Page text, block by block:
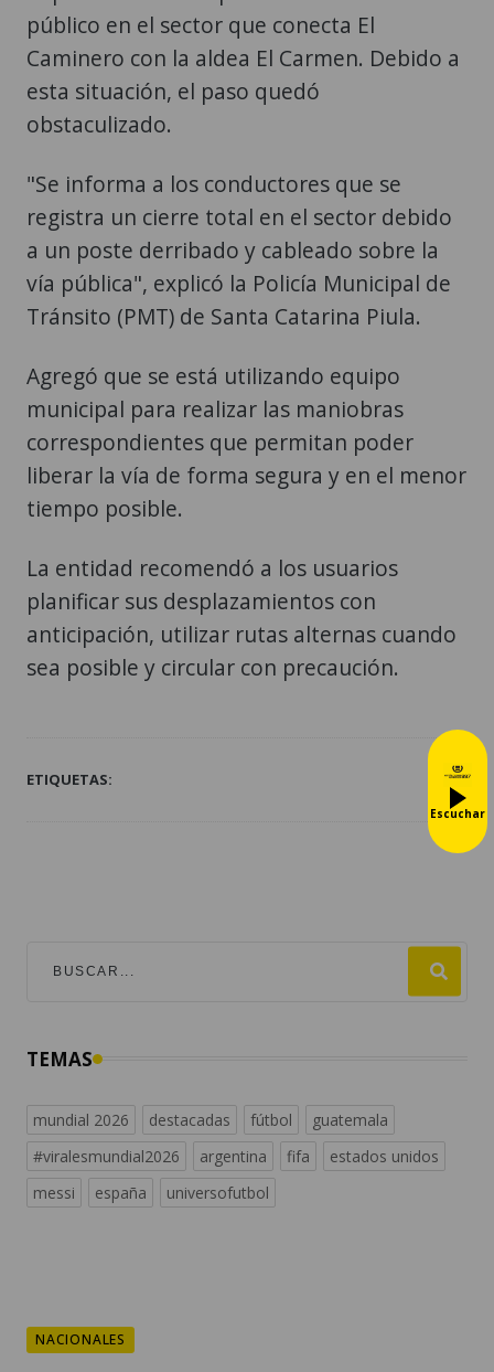
público en el sector que conecta El
Caminero con la aldea El Carmen. Debido a
esta situación, el paso quedó
obstaculizado.
"Se informa a los conductores que se
registra un cierre total en el sector debido
a un poste derribado y cableado sobre la
vía pública", explicó la Policía Municipal de
Tránsito (PMT) de Santa Catarina Piula.
Agregó que se está utilizando equipo
municipal para realizar las maniobras
correspondientes que permitan poder
liberar la vía de forma segura y en el menor
tiempo posible.
La entidad recomendó a los usuarios
planificar sus desplazamientos con
anticipación, utilizar rutas alternas cuando
sea posible y circular con precaución.
ETIQUETAS:
TEMAS
mundial 2026 destacadas fútbol
guatemala
#viralesmundial2026
argentina fifa
estados unidos
messi
españa universofutbol
NACIONALES
Escuchar